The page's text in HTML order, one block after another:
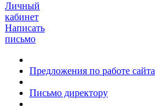
Личный
кабинет
Написать
письмо
Предложения по работе сайта
Письмо директору